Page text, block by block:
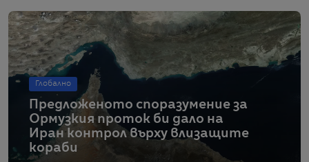
Глобално
Предложеното споразумение за
Ормузкия проток би дало на
Иран контрол върху влизащите
кораби